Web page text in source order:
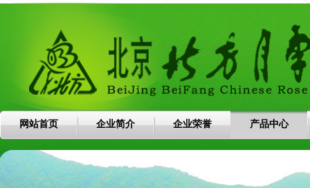
网站首页 企业简介 企业荣誉 产品中心